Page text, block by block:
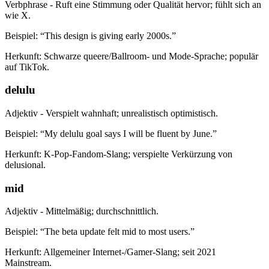
Verbphrase - Ruft eine Stimmung oder Qualität hervor; fühlt sich an
wie X.
Beispiel: “This design is giving early 2000s.”
Herkunft: Schwarze queere/Ballroom- und Mode-Sprache; populär
auf TikTok.
delulu
Adjektiv - Verspielt wahnhaft; unrealistisch optimistisch.
Beispiel: “My delulu goal says I will be fluent by June.”
Herkunft: K-Pop-Fandom-Slang; verspielte Verkürzung von
delusional.
mid
Adjektiv - Mittelmäßig; durchschnittlich.
Beispiel: “The beta update felt mid to most users.”
Herkunft: Allgemeiner Internet-/Gamer-Slang; seit 2021
Mainstream.